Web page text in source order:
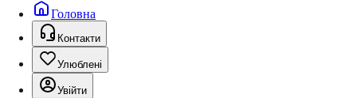
Головна
Контакти
Улюблені
Увійти